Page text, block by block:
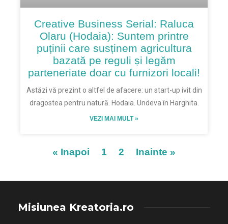
Creative Business Serial: Raluca
Olaru (Hodaia): Suntem printre
puținii care susținem agricultura
bazată pe reguli și legăm
parteneriate doar cu furnizori locali!
Astăzi vă prezint o altfel de afacere: un start-up ivit din
dragostea pentru natură. Hodaia. Undeva în Harghita.
VEZI MAI MULT »
« Inapoi 1 2 Inainte »
Misiunea Kreatoria.ro